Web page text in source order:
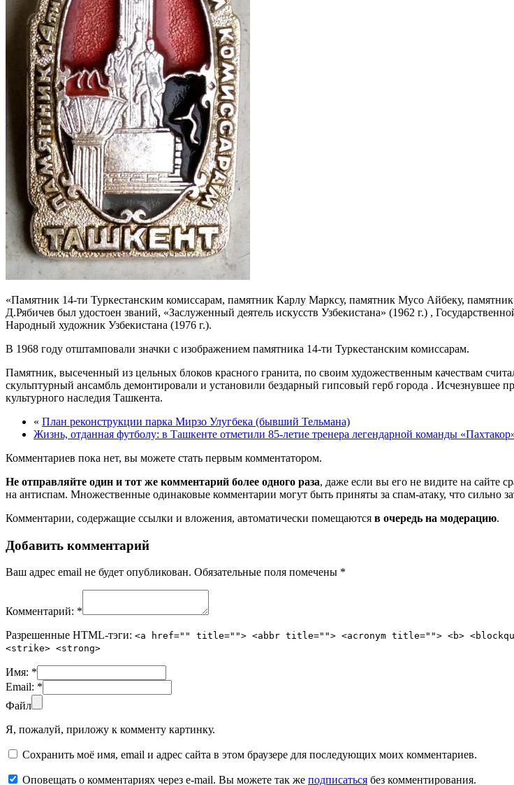
«Памятник 14-ти Туркестанским комиссарам, памятник Карлу Марксу, памятник Мусо Айбеку,
Д.Рябичев был удостоен званий, «Заслуженный деятель искусств Узбекистана» (1962 г.) ,
Народный художник Узбекистана (1976 г.).
В 1968 году отштамповали значки с изображением памятника 14-ти Туркестанским комиссарам.
Памятник, высеченный из цельных блоков красного гранита, по своим художественным качествам
скульптурный ансамбль демонтировали и установили бездарный гипсовый герб города . Исчезнувшее
культурного наследия Ташкента.
« План реконструкции парка Мирзо Улугбека (бывший Тельмана)
Жизнь, отданная футболу: в Ташкенте отметили 85-летие тренера легендарной команды
Комментариев пока нет, вы можете стать первым комментатором.
Не отправляйте один и тот же комментарий более одного раза, даже если вы его не видите на сайте
на антиспам. Множественные одинаковые комментарии могут быть приняты за спам-атаку, что сильно
Комментарии, содержащие ссылки и вложения, автоматически помещаются в очередь на модерацию.
Добавить комментарий
Ваш адрес email не будет опубликован. Обязательные поля помечены *
Комментарий: *
Разрешенные HTML-тэги: <a href="" title=""> <abbr title=""> <acronym title=""> <b>
<strike> <strong>
Имя: *
Email: *
Файл
Я, пожалуй, приложу к комменту картинку.
Сохранить моё имя, email и адрес сайта в этом браузере для последующих моих комментариев.
Оповещать о комментариях через e-mail. Вы можете так же подписаться без комментирования.